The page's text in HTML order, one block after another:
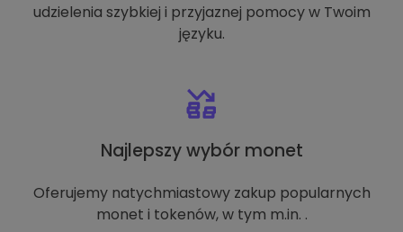
udzielenia szybkiej i przyjaznej pomocy w Twoim
języku.
Najlepszy wybór monet
Oferujemy natychmiastowy zakup popularnych
monet i tokenów, w tym m.in. .